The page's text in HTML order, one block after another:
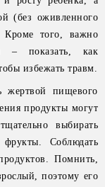
(без оживленного
Кроме того, важно
– показать, как
избежать травм.
жертвой пищевого
продукты могут
выбирать
Соблюдать
Помнить,
поэтому его